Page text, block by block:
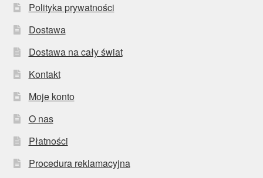
Polityka prywatności
Dostawa
Dostawa na cały świat
Kontakt
Moje konto
O nas
Płatności
Procedura reklamacyjna